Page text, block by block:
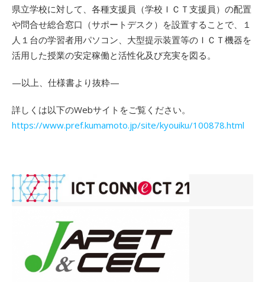
県立学校に対して、各種支援員（学校ＩＣＴ支援員）の配置
や問合せ総合窓口（サポートデスク）を設置することで、１
人１台の学習者用パソコン、大型提示装置等のＩＣＴ機器を
活用した授業の安定稼働と活性化及び充実を図る。
—以上、仕様書より抜粋—
詳しくは以下のWebサイトをご覧ください。
https://www.pref.kumamoto.jp/site/kyouiku/100878.html